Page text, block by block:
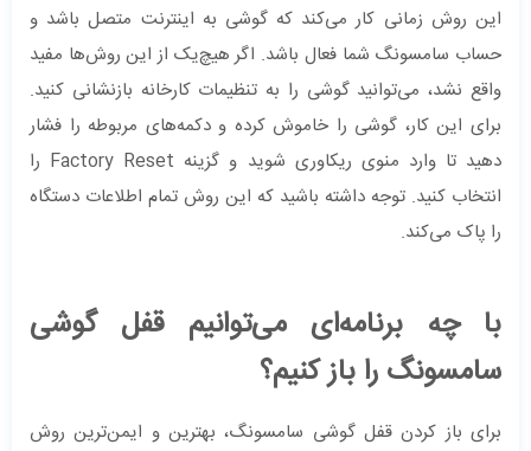
این روش زمانی کار می‌کند که گوشی به اینترنت متصل باشد و
حساب سامسونگ شما فعال باشد. اگر هیچ‌یک از این روش‌ها مفید
واقع نشد، می‌توانید گوشی را به تنظیمات کارخانه بازنشانی کنید.
برای این کار، گوشی را خاموش کرده و دکمه‌های مربوطه را فشار
دهید تا وارد منوی ریکاوری شوید و گزینه Factory Reset را
انتخاب کنید. توجه داشته باشید که این روش تمام اطلاعات دستگاه
را پاک می‌کند.
با چه برنامه‌ای می‌توانیم قفل گوشی
سامسونگ را باز کنیم؟
برای باز کردن قفل گوشی سامسونگ، بهترین و ایمن‌ترین روش